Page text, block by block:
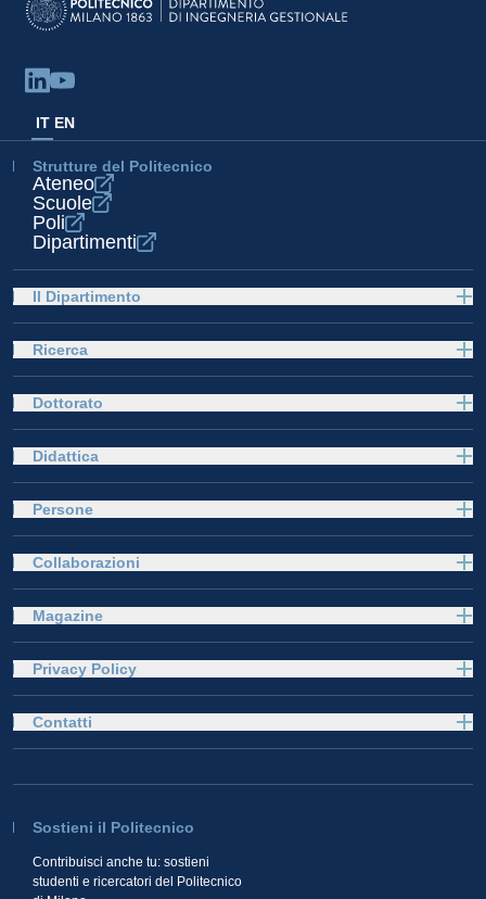
IT EN
Strutture del Politecnico
Ateneo
Scuole
Poli
Dipartimenti
Il Dipartimento
Ricerca
Dottorato
Didattica
Persone
Collaborazioni
Magazine
Privacy Policy
Sostieni il Politecnico
Contribuisci anche tu: sostieni
studenti e ricercatori del Politecnico
Contatti